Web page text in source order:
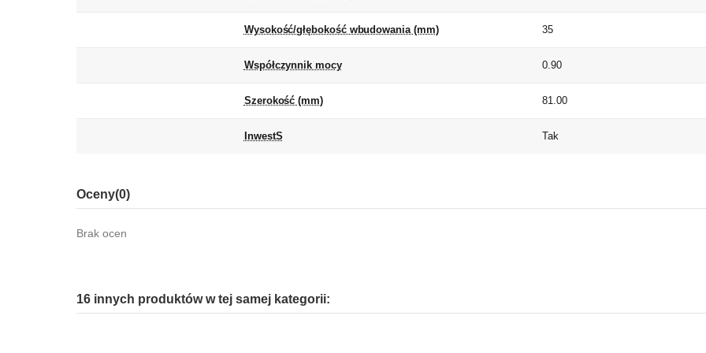
Wysokość/głębokość wbudowania (mm) 35
Współczynnik mocy 0.90
Szerokość (mm) 81.00
InwestS Tak
Oceny(0)
Brak ocen
16 innych produktów w tej samej kategorii: